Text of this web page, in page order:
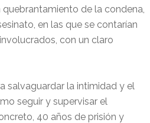
de la condena,
en las que se contarían
con un claro
salvaguardar la intimidad y el
seguir y supervisar el
40 años de prisión y